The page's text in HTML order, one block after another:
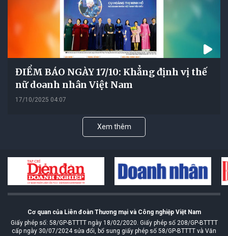
ĐIỂM BÁO NGÀY 17/10: Khẳng định vị thế
nữ doanh nhân Việt Nam
17/10/2025 04:07
Xem thêm
Cơ quan của Liên đoàn Thương mại và Công nghiệp Việt Nam
Giấy phép số: 58/GP-BTTTT ngày 18/02/2020. Giấy phép số 208/GP-BTTTT
cấp ngày 30/07/2024 sửa đổi, bổ sung giấy phép số 58/GP-BTTTT và Văn